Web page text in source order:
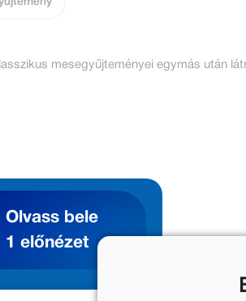
mesegyűjteményei egymás után
Olvass bele
1 előnézet